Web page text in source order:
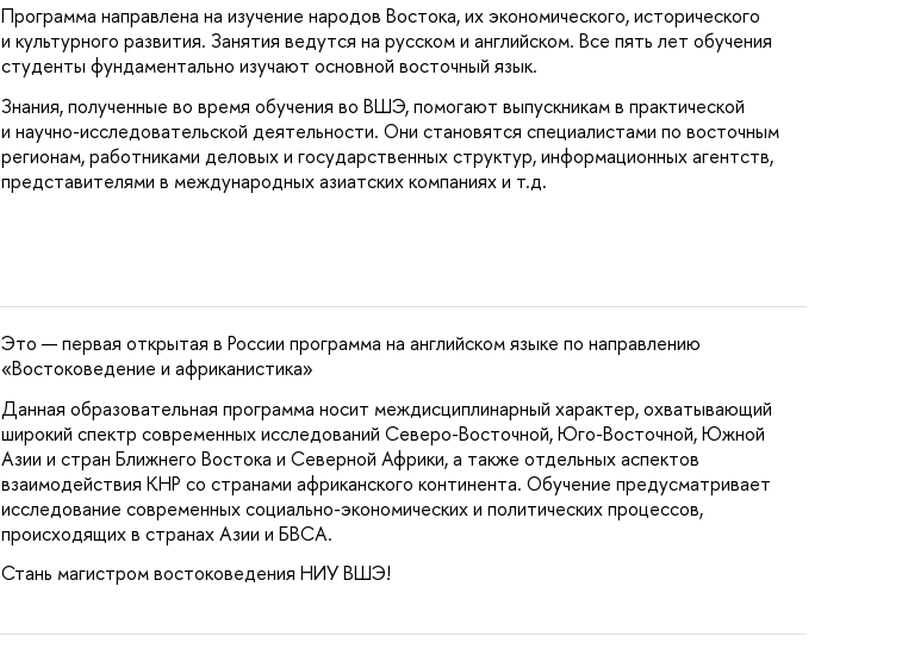
Программа направлена на изучение народов Востока, их экономического, исторического
и культурного развития. Занятия ведутся на русском и английском. Все пять лет обучения
студенты фундаментально изучают основной восточный язык.
Знания, полученные во время обучения во ВШЭ, помогают выпускникам в практической
и научно-исследовательской деятельности. Они становятся специалистами по восточным
регионам, работниками деловых и государственных структур, информационных агентств,
представителями в международных азиатских компаниях и т.д.
Это — первая открытая в России программа на английском языке по направлению
«Востоковедение и африканистика»
Данная образовательная программа носит междисциплинарный характер, охватывающий
широкий спектр современных исследований Северо-Восточной, Юго-Восточной, Южной
Азии и стран Ближнего Востока и Северной Африки, а также отдельных аспектов
взаимодействия КНР со странами африканского континента. Обучение предусматривает
исследование современных социально-экономических и политических процессов,
происходящих в странах Азии и БВСА.
Стань магистром востоковедения НИУ ВШЭ!